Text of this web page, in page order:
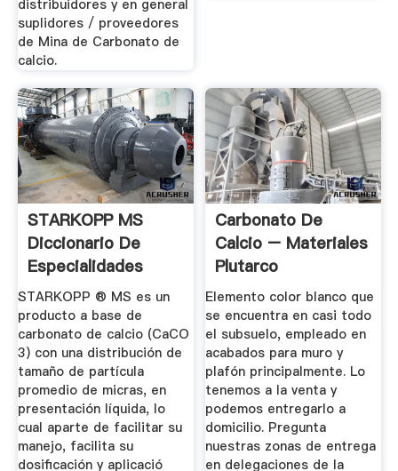
distribuidores y en general
suplidores / proveedores
de Mina de Carbonato de
calcio.
STARKOPP MS
Diccionario De
Especialidades
Agroquímicas
STARKOPP ® MS es un
producto a base de
carbonato de calcio (CaCO
3) con una distribución de
tamaño de partícula
promedio de micras, en
presentación líquida, lo
cual aparte de facilitar su
manejo, facilita su
dosificación y aplicació
Carbonato De
Calcio – Materiales
Plutarco
Elemento color blanco que
se encuentra en casi todo
el subsuelo, empleado en
acabados para muro y
plafón principalmente. Lo
tenemos a la venta y
podemos entregarlo a
domicilio. Pregunta
nuestras zonas de entrega
en delegaciones de la